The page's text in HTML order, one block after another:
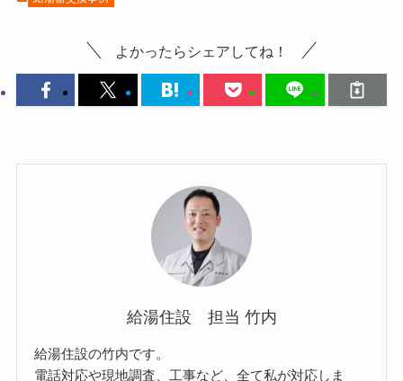
よかったらシェアしてね！
給湯住設 担当 竹内
給湯住設の竹内です。
電話対応や現地調査、工事など、全て私が対応しま